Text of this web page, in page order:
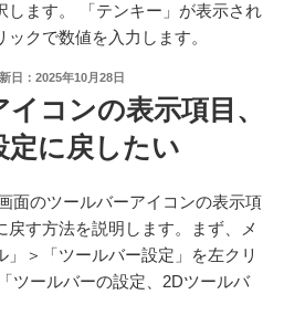
します。 「テンキー」が表示され
クで数値を入力します。
2025年10月28日
コンの表示項目、
定に戻したい
面のツールバーアイコンの表示項
戻す方法を説明します。まず、メ
」＞「ツールバー設定」を左クリ
ツールバーの設定、2Dツールバ